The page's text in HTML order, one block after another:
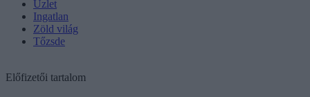
Üzlet
Ingatlan
Zöld világ
Tőzsde
Előfizetői tartalom